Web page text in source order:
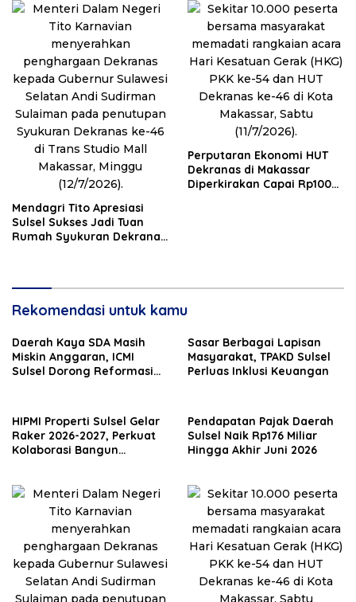
Mendagri Tito Apresiasi
Sulsel Sukses Jadi Tuan
Rumah Syukuran Dekranas
Perputaran Ekonomi HUT
Dekranas di Makassar
Diperkirakan Capai Rp100
Rekomendasi untuk kamu
Daerah Kaya SDA Masih
Miskin Anggaran, ICMI
Sulsel Dorong Reformasi
Sasar Berbagai Lapisan
Masyarakat, TPAKD Sulsel
Perluas Inklusi Keuangan
HIPMI Properti Sulsel Gelar
Raker 2026-2027, Perkuat
Kolaborasi Bangun
Pendapatan Pajak Daerah
Sulsel Naik Rp176 Miliar
Hingga Akhir Juni 2026